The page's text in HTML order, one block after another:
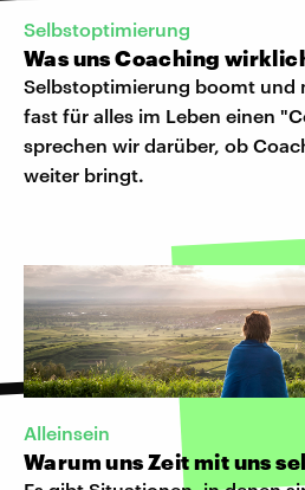
Selbstoptimierung
Was uns Coaching
Selbstoptimierung boomt und
fast für alles im Leben einen
sprechen wir darüber, ob
weiter bringt.
Alleinsein
Warum uns Zeit mit uns